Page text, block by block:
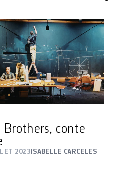
Brothers, conte
2023 ISABELLE CARCELES